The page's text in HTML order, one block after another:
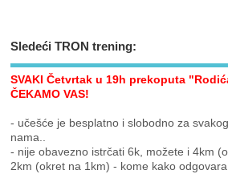
Sledeći TRON trening:
SVAKI Četvrtak u 19h prekoputa
ČEKAMO VAS!
- učešće je besplatno i slobodno za
nama..
- nije obavezno istrčati 6k, možete i 4km
2km (okret na 1km) - kome kako